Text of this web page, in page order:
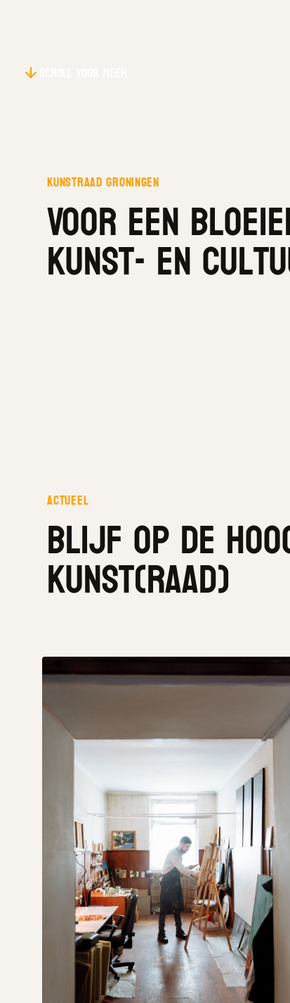
Kunstraad groningen
Voor een
kunst- en
Actueel
Blijf op de
kunst(raad)